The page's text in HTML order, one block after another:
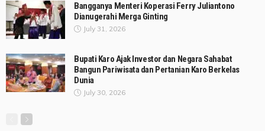
Bangganya Menteri Koperasi Ferry Juliantono
Dianugerahi Merga Ginting
July 31, 2026
Bupati Karo Ajak Investor dan Negara Sahabat
Bangun Pariwisata dan Pertanian Karo Berkelas
Dunia
July 30, 2026